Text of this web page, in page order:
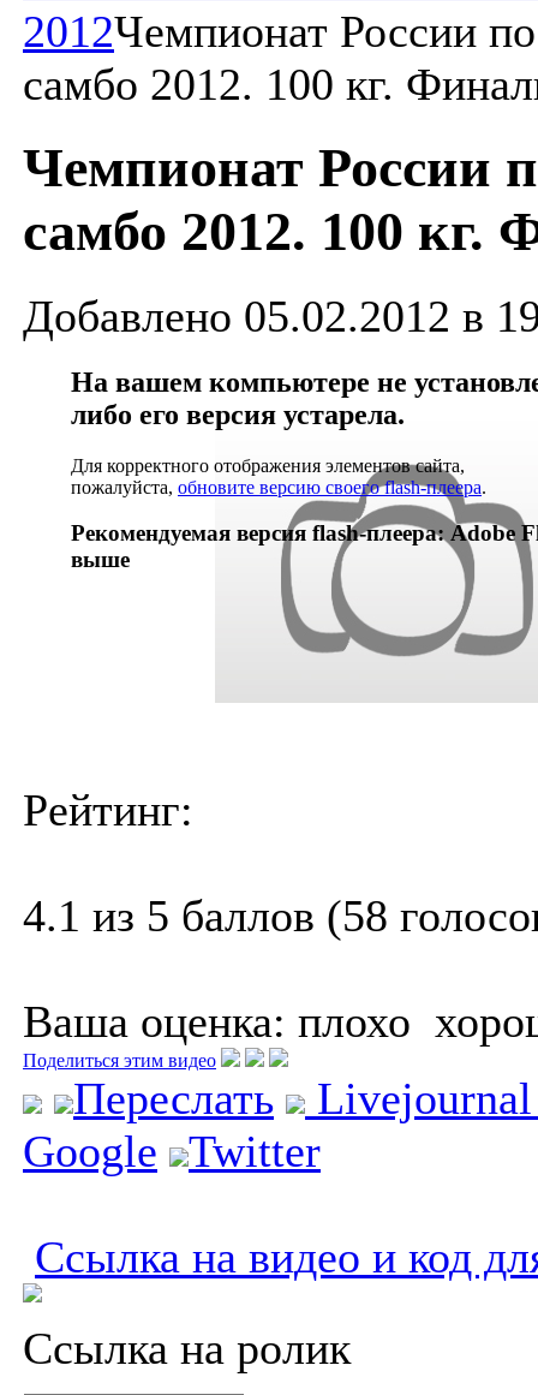
2012Чемпионат России
самбо 2012. 100 кг.
Чемпионат России
самбо 2012. 100 кг.
Добавлено 05.02.2012 в
На вашем компьютере не
либо его версия устарела.
Для корректного отображения элементов сайта,
пожалуйста, обновите версию своего flash-плеера.
Рекомендуемая версия flash-плеера: Adobe
выше
Рейтинг:
4.1 из 5 баллов (58
Ваша оценка: плохо
Поделиться этим видео
Переслать
Google
Twitter
Ссылка на видео и код
Ссылка на ролик